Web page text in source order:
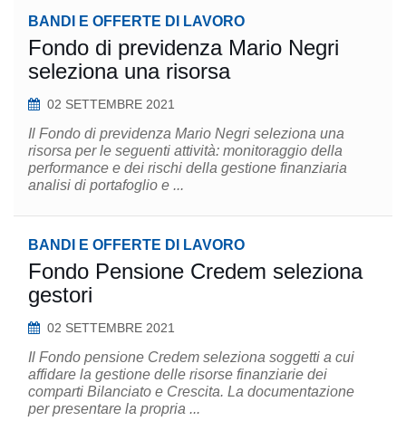
BANDI E OFFERTE DI LAVORO
Fondo di previdenza Mario Negri
seleziona una risorsa
02 SETTEMBRE 2021
Il Fondo di previdenza Mario Negri seleziona una
risorsa per le seguenti attività: monitoraggio della
performance e dei rischi della gestione finanziaria
analisi di portafoglio e ...
BANDI E OFFERTE DI LAVORO
Fondo Pensione Credem seleziona
gestori
02 SETTEMBRE 2021
Il Fondo pensione Credem seleziona soggetti a cui
affidare la gestione delle risorse finanziarie dei
comparti Bilanciato e Crescita. La documentazione
per presentare la propria ...